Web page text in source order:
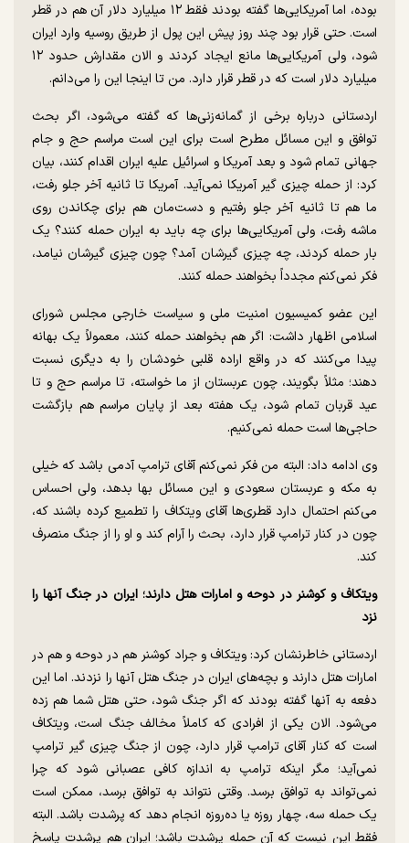
بوده، اما آمریکایی‌ها گفته بودند فقط ۱۲ میلیارد دلار آن هم در قطر
است. حتی قرار بود چند روز پیش این پول از طریق روسیه وارد ایران
شود، ولی آمریکایی‌ها مانع ایجاد کردند و الان مقدارش حدود ۱۲
میلیارد دلار است که در قطر قرار دارد. من تا اینجا این را می‌دانم.
اردستانی درباره برخی از گمانه‌زنی‌ها که گفته می‌شود، اگر بحث
توافق و این مسائل مطرح است برای این است مراسم حج و جام
جهانی تمام شود و بعد آمریکا و اسرائیل علیه ایران اقدام کنند، بیان
کرد: از حمله چیزی گیر آمریکا نمی‌آید. آمریکا تا ثانیه آخر جلو رفت،
ما هم تا ثانیه آخر جلو رفتیم و دست‌مان هم برای چکاندن روی
ماشه رفت، ولی آمریکایی‌ها برای چه باید به ایران حمله کنند؟ یک
بار حمله کردند، چه چیزی گیرشان آمد؟ چون چیزی گیرشان نیامد،
فکر نمی‌کنم مجدداً بخواهند حمله کنند.
این عضو کمیسیون امنیت ملی و سیاست خارجی مجلس شورای
اسلامی اظهار داشت: اگر هم بخواهند حمله کنند، معمولاً یک بهانه
پیدا می‌کنند که در واقع اراده قلبی خودشان را به دیگری نسبت
دهند؛ مثلاً بگویند، چون عربستان از ما خواسته، تا مراسم حج و تا
عید قربان تمام شود، یک هفته بعد از پایان مراسم هم بازگشت
حاجی‌ها است حمله نمی‌کنیم.
وی ادامه داد: البته من فکر نمی‌کنم آقای ترامپ آدمی باشد که خیلی
به مکه و عربستان سعودی و این مسائل بها بدهد، ولی احساس
می‌کنم احتمال دارد قطری‌ها آقای ویتکاف را تطمیع کرده باشند که،
چون در کنار ترامپ قرار دارد، بحث را آرام کند و او را از جنگ منصرف
کند.
ویتکاف و کوشنر در دوحه و امارات هتل دارند؛ ایران در جنگ آنها را
نزد
اردستانی خاطرنشان کرد: ویتکاف و جراد کوشنر هم در دوحه و هم در
امارات هتل دارند و بچه‌های ایران در جنگ هتل آنها را نزدند. اما این
دفعه به آنها گفته بودند که اگر جنگ شود، حتی هتل شما هم زده
می‌شود. الان یکی از افرادی که کاملاً مخالف جنگ است، ویتکاف
است که کنار آقای ترامپ قرار دارد، چون از جنگ چیزی گیر ترامپ
نمی‌آید؛ مگر اینکه ترامپ به اندازه کافی عصبانی شود که چرا
نمی‌تواند به توافق برسد. وقتی نتواند به توافق برسد، ممکن است
یک حمله سه، چهار روزه یا ده‌روزه انجام دهد که پرشدت باشد. البته
فقط این نیست که آن حمله پرشدت باشد؛ ایران هم پرشدت پاسخ